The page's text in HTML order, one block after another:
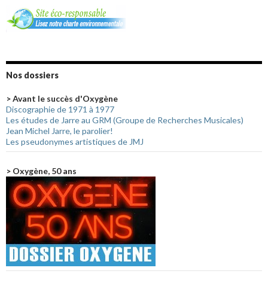
Nos dossiers
> Avant le succès d'Oxygène
Discographie de 1971 à 1977
Les études de Jarre au GRM (Groupe de Recherches Musicales)
Jean Michel Jarre, le parolier!
Les pseudonymes artistiques de JMJ
> Oxygène, 50 ans